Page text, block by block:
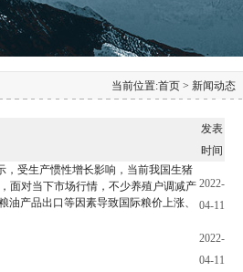
当前位置:首页 > 新闻动态
发表
时间
受生产惯性增长影响，当前我国生猪
面对当下市场行情，不少养殖户调减产
产品出口等因素导致国际粮价上涨、
2022-
04-11
2022-
04-11